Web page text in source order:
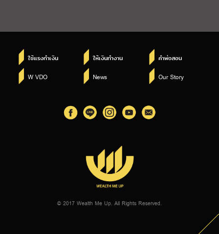
ใช้แรงทำเงิน ให้เงินทำงาน คำพ่อสอน
W VDO News Our Story
© 2017 Wealth Me Up. All Rights Reserved.